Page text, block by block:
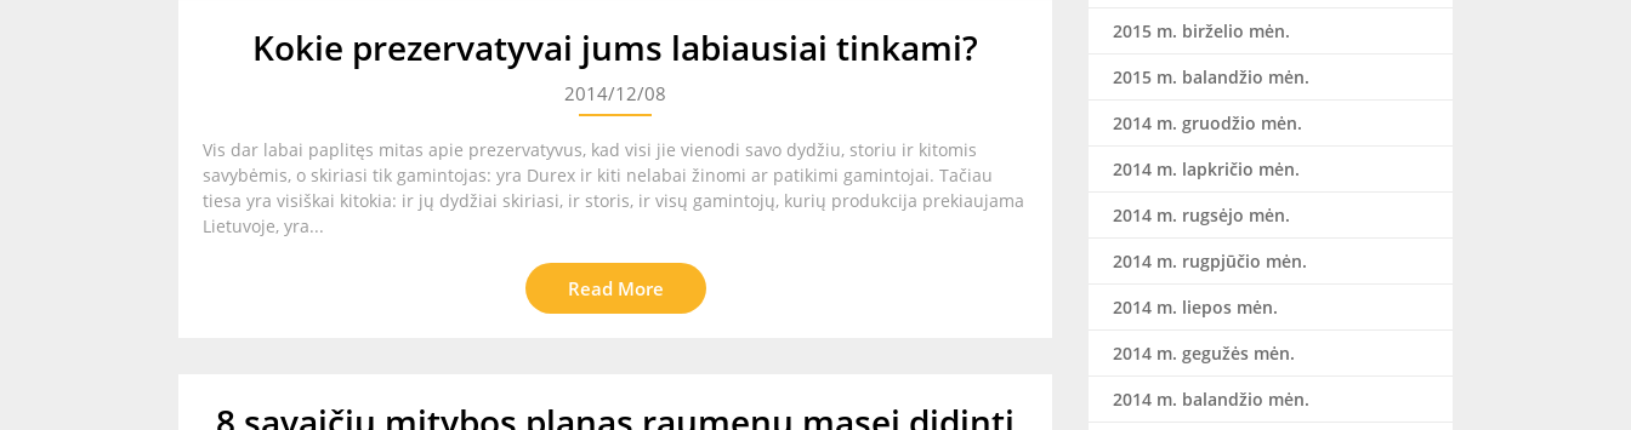
Kokie prezervatyvai jums labiausiai tinkami?
2014/12/08
Vis dar labai paplitęs mitas apie prezervatyvus, kad visi jie vienodi savo dydžiu, storiu ir kitomis
savybėmis, o skiriasi tik gamintojas: yra Durex ir kiti nelabai žinomi ar patikimi gamintojai. Tačiau
tiesa yra visiškai kitokia: ir jų dydžiai skiriasi, ir storis, ir visų gamintojų, kurių produkcija prekiaujama
Lietuvoje, yra...
Read More
2015 m. birželio mėn.
2015 m. balandžio mėn.
2014 m. gruodžio mėn.
2014 m. lapkričio mėn.
2014 m. rugsėjo mėn.
2014 m. rugpjūčio mėn.
2014 m. liepos mėn.
2014 m. gegužės mėn.
2014 m. balandžio mėn.